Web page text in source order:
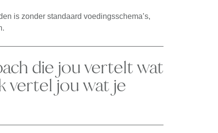
is zonder standaard voedingsschema’s,
die jou vertelt wat
vertel jou wat je